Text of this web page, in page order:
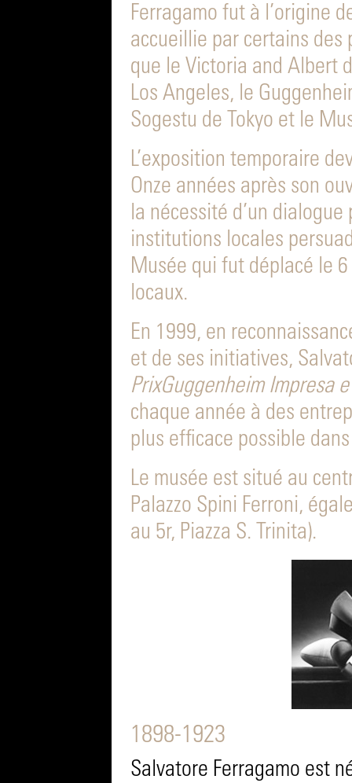
Ferragamo fut à l’origine
accueillie par certains des
que le Victoria and Albert
Los Angeles, le
Sogestu de Tokyo et le
L’exposition temporaire
Onze années après son
la nécessité d’un
institutions locales
Musée qui fut déplacé le
locaux.
En 1999, en
et de ses initiatives,
PrixGuggenheim Impresa
chaque année à des
plus efficace possible
Le musée est situé au
Palazzo Spini Ferroni,
au 5r, Piazza S. Trinita).
1898-1923
Salvatore Ferragamo est